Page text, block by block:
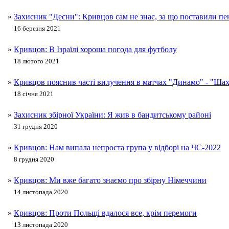
» Захисник "Десни": Кривцов сам не знає, за що поставили
16 березня 2021
» Кривцов: В Ізраїлі хороша погода для футболу
18 лютого 2021
» Кривцов пояснив часті вилучення в матчах "Динамо" -
18 січня 2021
» Захисник збірної України: Я жив в бандитському районі
31 грудня 2020
» Кривцов: Нам випала непроста група у відборі на ЧС-2022
8 грудня 2020
» Кривцов: Ми вже багато знаємо про збірну Німеччини
14 листопада 2020
» Кривцов: Проти Польщі вдалося все, крім перемоги
13 листопада 2020